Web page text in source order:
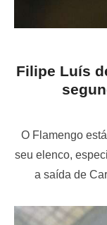
Filipe Luís
O Flamengo
seu elenco,
a saída de